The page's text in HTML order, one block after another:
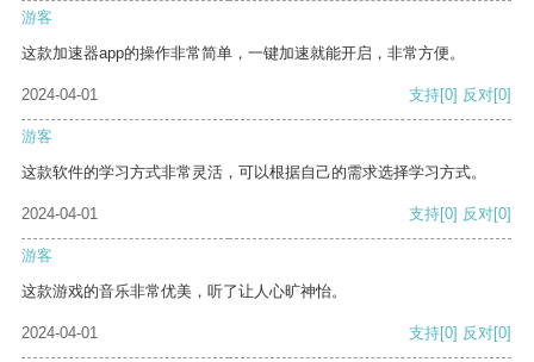
游客
这款加速器app的操作非常简单，一键加速就能开启，非常方便。
2024-04-01 支持[0] 反对[0]
游客
这款软件的学习方式非常灵活，可以根据自己的需求选择学习方式。
2024-04-01 支持[0] 反对[0]
游客
这款游戏的音乐非常优美，听了让人心旷神怡。
2024-04-01 支持[0] 反对[0]